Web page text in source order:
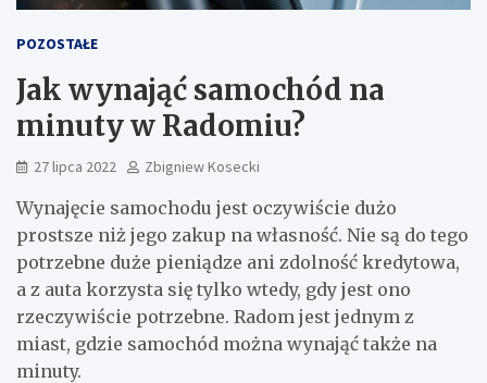
POZOSTAŁE
Jak wynająć samochód na
minuty w Radomiu?
27 lipca 2022 Zbigniew Kosecki
Wynajęcie samochodu jest oczywiście dużo
prostsze niż jego zakup na własność. Nie są do tego
potrzebne duże pieniądze ani zdolność kredytowa,
a z auta korzysta się tylko wtedy, gdy jest ono
rzeczywiście potrzebne. Radom jest jednym z
miast, gdzie samochód można wynająć także na
minuty.